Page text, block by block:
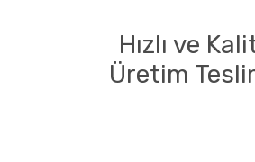
Hızlı ve
Üretim